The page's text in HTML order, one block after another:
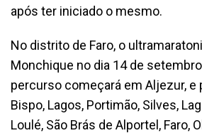
após ter iniciado o mesmo.
No distrito de Faro, o
Monchique no dia 14 de
percurso começará em Aljezur, e
Bispo, Lagos, Portimão, Silves,
Loulé, São Brás de Alportel, Faro,